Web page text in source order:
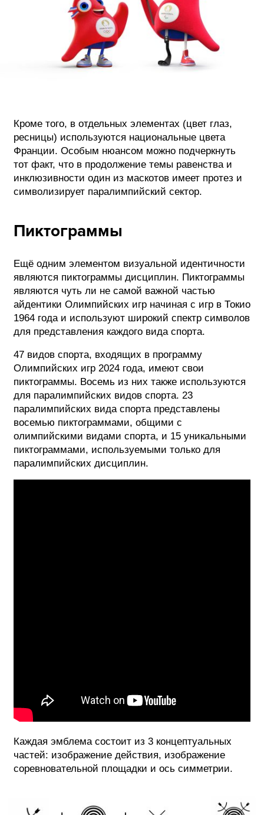
Кроме того, в отдельных элементах (цвет глаз,
ресницы) используются национальные цвета
Франции. Особым нюансом можно подчеркнуть
тот факт, что в продолжение темы равенства и
инклюзивности один из маскотов имеет протез и
символизирует паралимпийский сектор.
Пиктограммы
Ещё одним элементом визуальной идентичности
являются пиктограммы дисциплин. Пиктограммы
являются чуть ли не самой важной частью
айдентики Олимпийских игр начиная с игр в Токио
1964 года и используют широкий спектр символов
для представления каждого вида спорта.
47 видов спорта, входящих в программу
Олимпийских игр 2024 года, имеют свои
пиктограммы. Восемь из них также используются
для паралимпийских видов спорта. 23
паралимпийских вида спорта представлены
восемью пиктограммами, общими с
олимпийскими видами спорта, и 15 уникальными
пиктограммами, используемыми только для
паралимпийских дисциплин.
Каждая эмблема состоит из 3 концептуальных
частей: изображение действия, изображение
соревновательной площадки и ось симметрии.